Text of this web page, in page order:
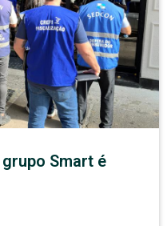
Smart é